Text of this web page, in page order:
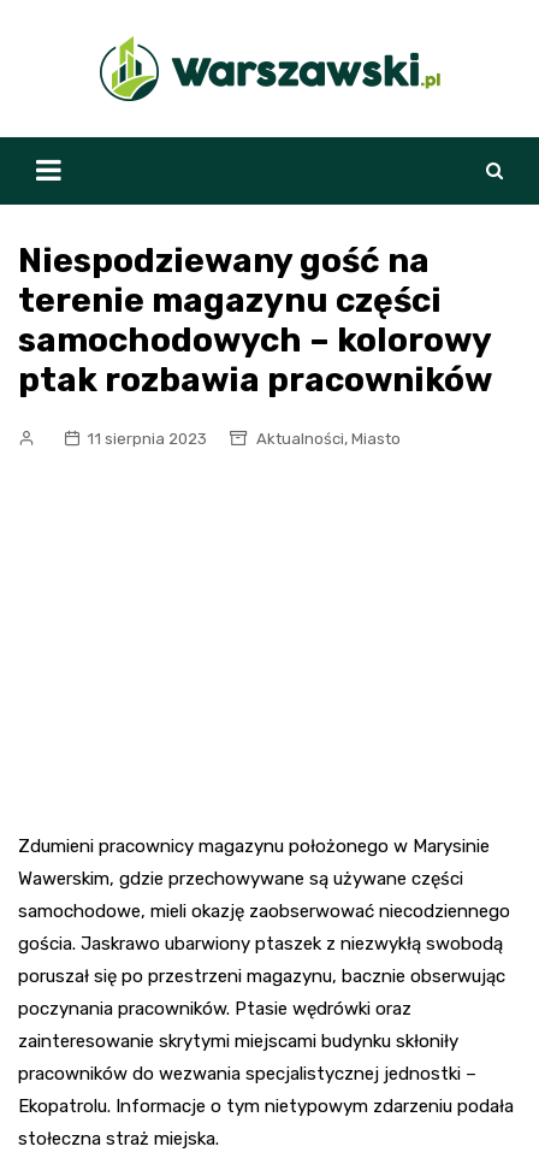
Niespodziewany gość na
terenie magazynu części
samochodowych – kolorowy
ptak rozbawia pracowników
11 sierpnia 2023 Aktualności, Miasto
Zdumieni pracownicy magazynu położonego w Marysinie
Wawerskim, gdzie przechowywane są używane części
samochodowe, mieli okazję zaobserwować niecodziennego
gościa. Jaskrawo ubarwiony ptaszek z niezwykłą swobodą
poruszał się po przestrzeni magazynu, bacznie obserwując
poczynania pracowników. Ptasie wędrówki oraz
zainteresowanie skrytymi miejscami budynku skłoniły
pracowników do wezwania specjalistycznej jednostki –
Ekopatrolu. Informacje o tym nietypowym zdarzeniu podała
stołeczna straż miejska.